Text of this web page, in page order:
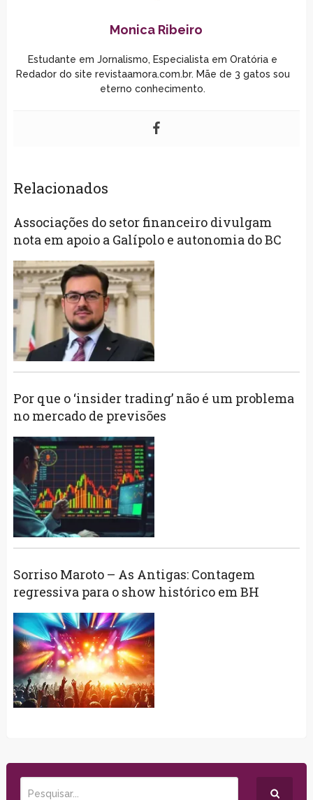
Monica Ribeiro
Estudante em Jornalismo, Especialista em Oratória e
Redador do site revistaamora.com.br. Mãe de 3 gatos sou
eterno conhecimento.
Relacionados
Associações do setor financeiro divulgam
nota em apoio a Galípolo e autonomia do BC
Por que o ‘insider trading’ não é um problema
no mercado de previsões
Sorriso Maroto – As Antigas: Contagem
regressiva para o show histórico em BH